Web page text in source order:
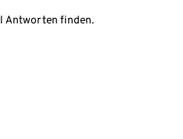
Antworten finden.